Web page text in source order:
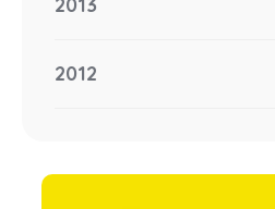
2013
2012